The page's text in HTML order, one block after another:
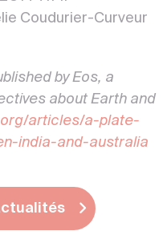
Coudurier-Curveur
by Eos, a
about Earth and
articles/a-plate-
india-and-australia